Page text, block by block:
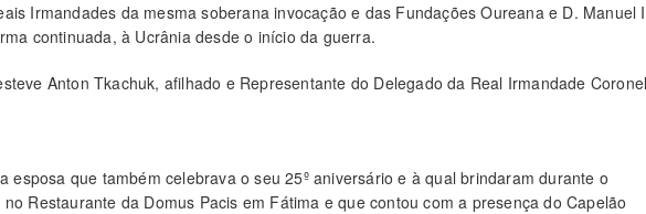
Irmandades da mesma soberana invocação e das Fundações Oureana e D. Manuel
continuada, à Ucrânia desde o início da guerra.
Anton Tkachuk, afilhado e Representante do Delegado da Real Irmandade
esposa que também celebrava o seu 25º aniversário e à qual brindaram durante o
Restaurante da Domus Pacis em Fátima e que contou com a presença do Capelão